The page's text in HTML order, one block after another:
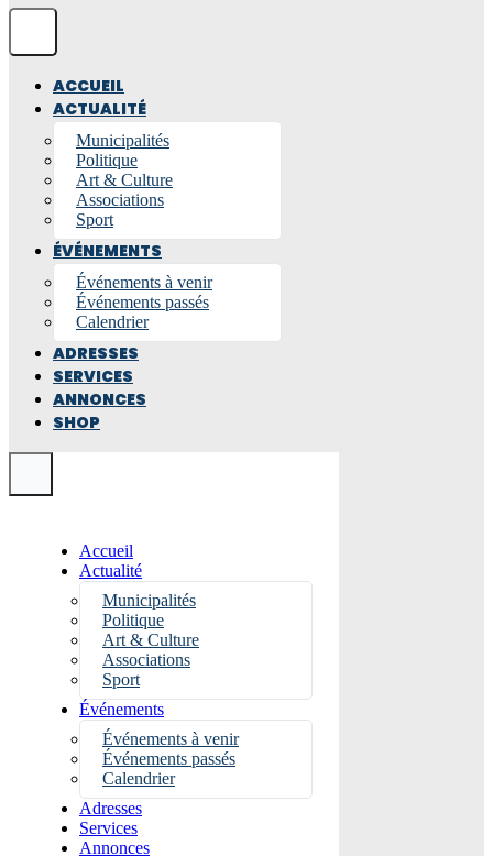
ACCUEIL
ACTUALITÉ
Municipalités
Politique
Art & Culture
Associations
Sport
ÉVÉNEMENTS
Événements à venir
Événements passés
Calendrier
ADRESSES
SERVICES
ANNONCES
SHOP
Accueil
Actualité
Municipalités
Politique
Art & Culture
Associations
Sport
Événements
Événements à venir
Événements passés
Calendrier
Adresses
Services
Annonces